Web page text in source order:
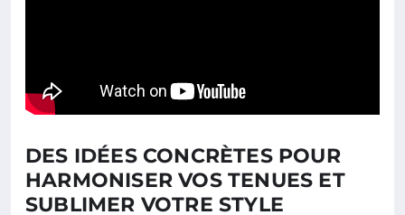
DES IDÉES CONCRÈTES POUR
HARMONISER VOS TENUES ET
SUBLIMER VOTRE STYLE